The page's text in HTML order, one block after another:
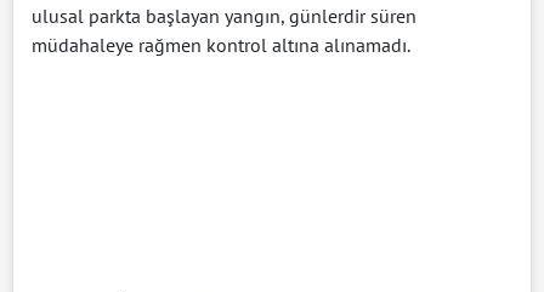
ulusal parkta başlayan yangın, günlerdir süren
müdahaleye rağmen kontrol altına alınamadı.